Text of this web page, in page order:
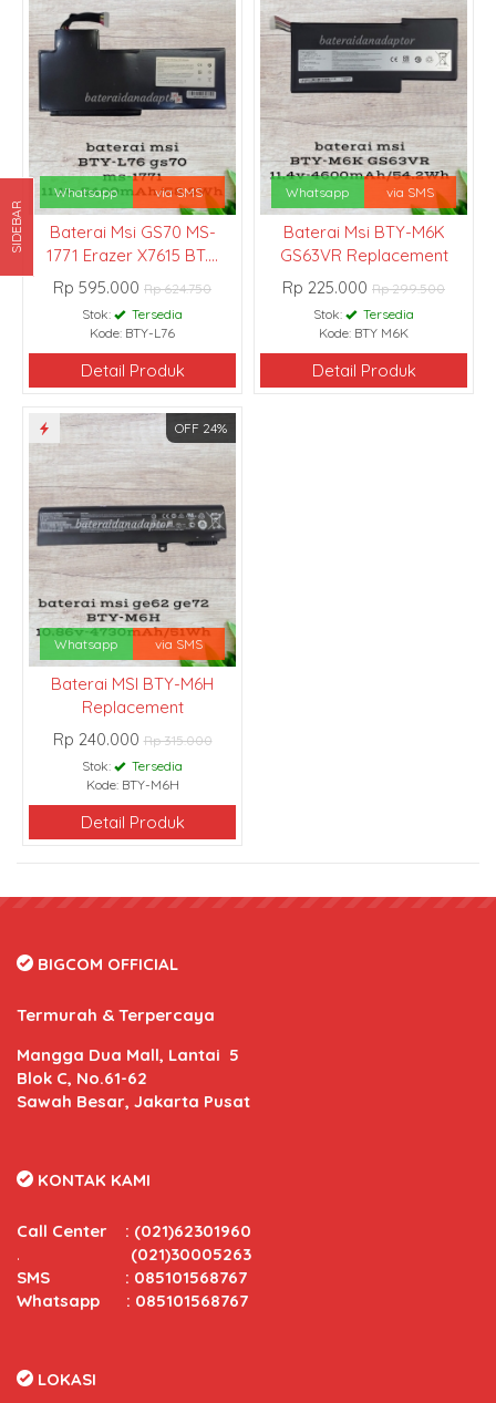
Whatsapp via SMS
Baterai Msi GS70 MS-
1771 Erazer X7615 BT....
Rp 595.000 Rp 624.750
Stok:
Tersedia
Kode: BTY-L76
Detail Produk
Whatsapp via SMS
Baterai Msi BTY-M6K
GS63VR Replacement
Rp 225.000 Rp 299.500
Stok:
Tersedia
Kode: BTY M6K
Detail Produk
OFF 24%
Whatsapp via SMS
Baterai MSI BTY-M6H
Replacement
Rp 240.000Rp 315.000
Stok:
Tersedia
Kode: BTY-M6H
Detail Produk
SIDEBAR
BIGCOM OFFICIAL
Termurah & Terpercaya
Mangga Dua Mall, Lantai 5
Blok C, No.61-62
Sawah Besar, Jakarta Pusat
KONTAK KAMI
Call Center : (021)62301960
. (021)30005263
SMS : 085101568767
Whatsapp : 085101568767
LOKASI